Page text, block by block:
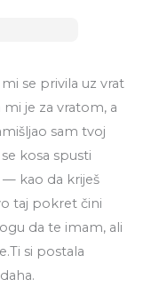
se privila uz vrat
je za vratom, a
sam tvoj
kosa spusti
— kao da kriješ
taj pokret čini
da te imam, ali
si postala